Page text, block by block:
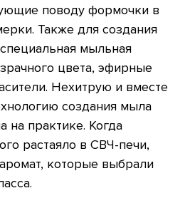
поводу формочки в
Также для создания
мыльная
цвета, эфирные
Нехитрую и вместе
создания мыла
на практике. Когда
растаяло в СВЧ-печи,
которые выбрали